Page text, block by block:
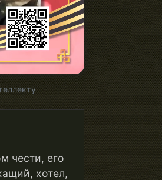
чести, его
хотел,